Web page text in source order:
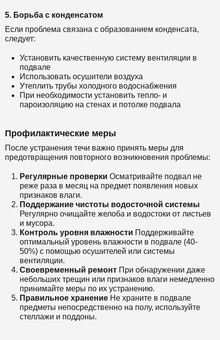
5. Борьба с конденсатом
Если проблема связана с образованием конденсата,
следует:
Установить качественную систему вентиляции в
подвале
Использовать осушители воздуха
Утеплить трубы холодного водоснабжения
При необходимости установить тепло- и
пароизоляцию на стенах и потолке подвала
Профилактические меры
После устранения течи важно принять меры для
предотвращения повторного возникновения проблемы:
Регулярные проверки Осматривайте подвал не
реже раза в месяц на предмет появления новых
признаков влаги.
Поддержание чистоты водосточной системы
Регулярно очищайте желоба и водостоки от листьев
и мусора.
Контроль уровня влажности Поддерживайте
оптимальный уровень влажности в подвале (40-
50%) с помощью осушителей или системы
вентиляции.
Своевременный ремонт При обнаружении даже
небольших трещин или признаков влаги немедленно
принимайте меры по их устранению.
Правильное хранение Не храните в подвале
предметы непосредственно на полу, используйте
стеллажи и поддоны.